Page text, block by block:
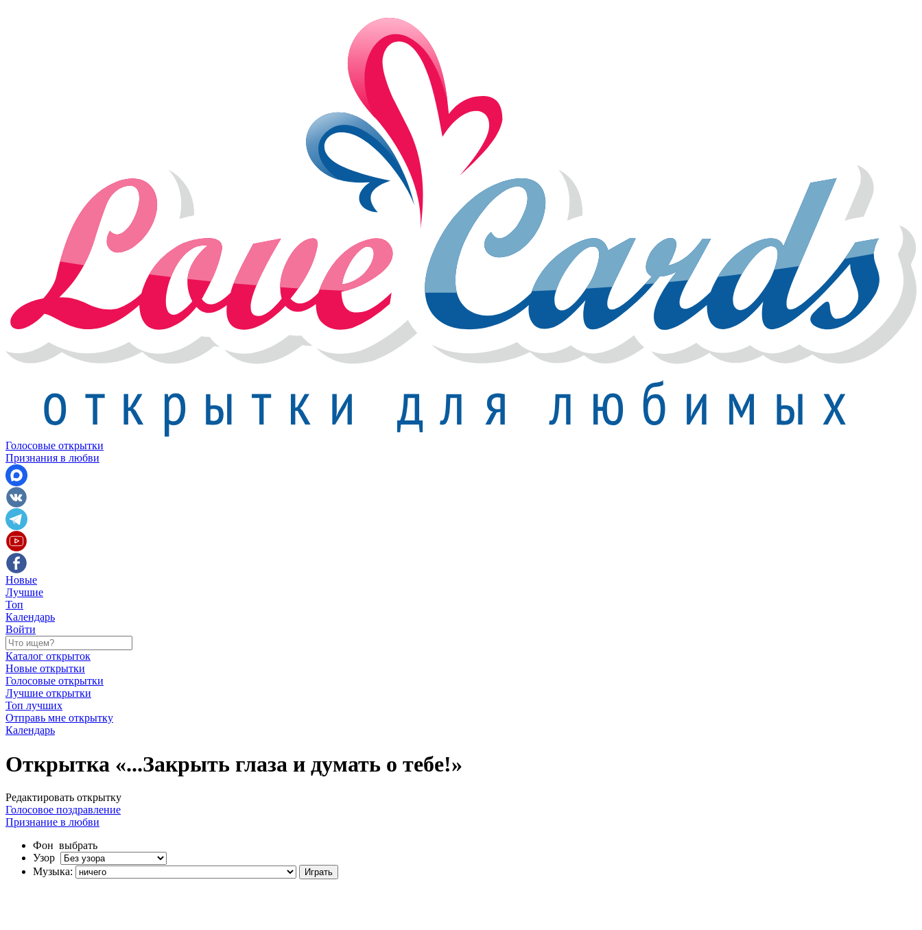
Голосовые открытки
Признания в любви
Новые
Лучшие
Топ
Календарь
Войти
Каталог открыток
Новые открытки
Голосовые открытки
Лучшие открытки
Топ лучших
Отправь мне открытку
Календарь
Открытка «...Закрыть глаза и думать о тебе!»
Редактировать открытку
Голосовое поздравление
Признание в любви
Фон выбрать
Узор
Музыка: